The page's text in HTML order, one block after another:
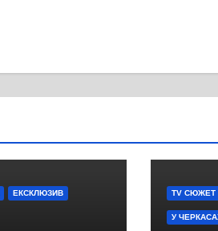
ЕКСКЛЮЗИВ TV СЮЖЕТ
У